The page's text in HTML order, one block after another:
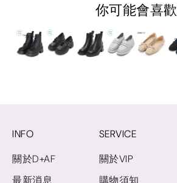
你可能會喜歡
INFO
關於D+AF
SERVICE
關於VIP